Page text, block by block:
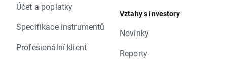
Účet a poplatky
Specifikace instrumentů
Profesionální klient
Vztahy s investory
Novinky
Reporty